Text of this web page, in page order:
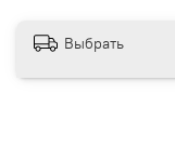
Выбрать